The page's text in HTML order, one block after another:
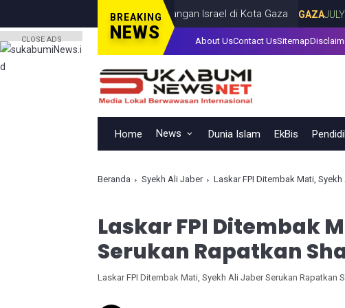
BREAKING
NEWS
Anak, Tewas dalam Serangan Israel di Kota Gaza GAZAJULY 19, 2026
About UsContact UsSitemap
Home News Dunia Islam EkBis
Beranda Syekh Ali Jaber Laskar FPI Ditembak Mati,
Laskar FPI Ditembak
Serukan Rapatkan
Laskar FPI Ditembak Mati, Syekh Ali Jaber Serukan Rapatkan
CLOSE ADS